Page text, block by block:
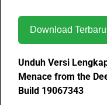
Unduh Versi
Menace from the
Build 19067343